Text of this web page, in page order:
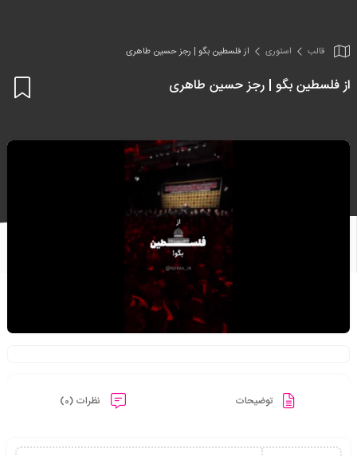
قالب استوری از فلسطین بگو | رجز حسین طاهری
از فلسطین بگو | رجز حسین طاهری
توضیحات نظرات (0)